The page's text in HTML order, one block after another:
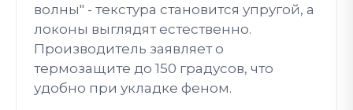
волны" - текстура становится упругой, а
локоны выглядят естественно.
Производитель заявляет о
термозащите до 150 градусов, что
удобно при укладке феном.